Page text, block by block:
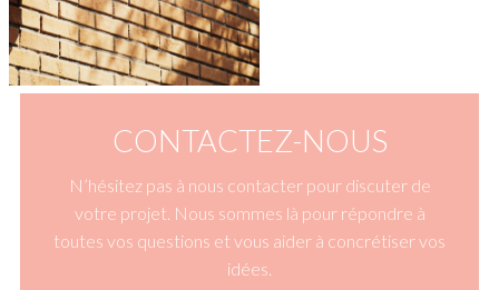
CONTACTEZ-NOUS
N’hésitez pas à nous contacter pour discuter de
votre projet. Nous sommes là pour répondre à
toutes vos questions et vous aider à concrétiser vos
idées.